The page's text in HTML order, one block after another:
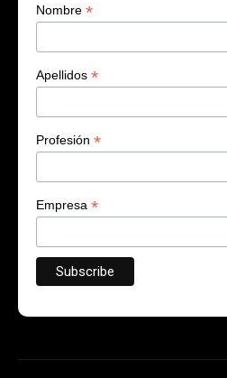
Nombre *
Apellidos *
Profesión *
Empresa *